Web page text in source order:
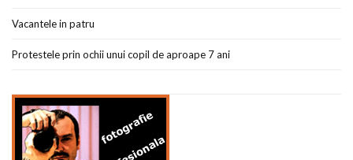
Vacantele in patru
Protestele prin ochii unui copil de aproape 7 ani